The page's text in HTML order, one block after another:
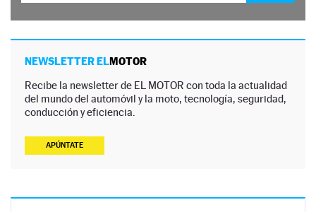
NEWSLETTER ELMOTOR
Recibe la newsletter de EL MOTOR con toda la actualidad
del mundo del automóvil y la moto, tecnología, seguridad,
conducción y eficiencia.
APÚNTATE